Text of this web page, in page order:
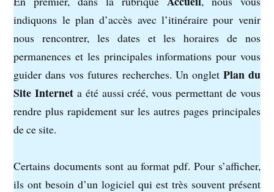
indiquons le plan d’accès avec l’itinéraire pour venir
nous rencontrer, les dates et les horaires de nos
permanences et les principales informations pour vous
guider dans vos futures recherches. Un onglet Plan du
Site Internet a été aussi créé, vous permettant de vous
rendre plus rapidement sur les autres pages principales
de ce site.
Certains documents sont au format pdf. Pour s’afficher,
ils ont besoin d’un logiciel qui est très souvent présent